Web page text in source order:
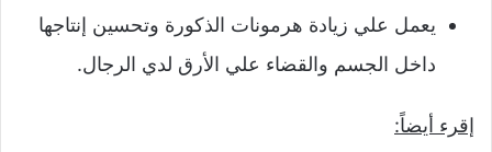
يعمل علي زيادة هرمونات الذكورة وتحسين إنتاجها
داخل الجسم والقضاء علي الأرق لدي الرجال.
إقرء أيضاً: